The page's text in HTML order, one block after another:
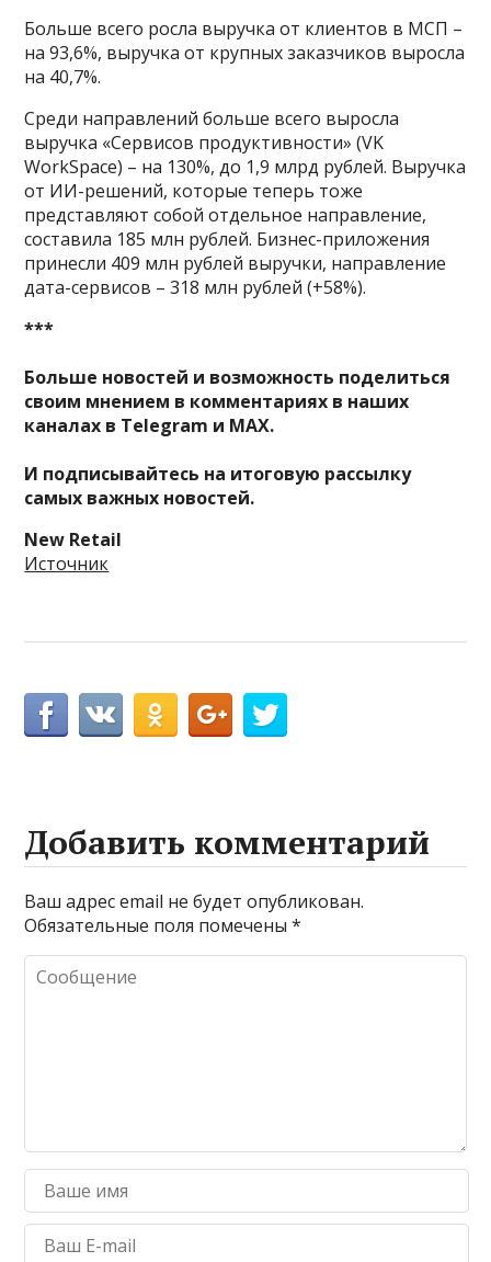
Больше всего росла выручка от клиентов в МСП –
на 93,6%, выручка от крупных заказчиков выросла
на 40,7%.
Среди направлений больше всего выросла
выручка «Сервисов продуктивности» (VK
WorkSpace) – на 130%, до 1,9 млрд рублей. Выручка
от ИИ-решений, которые теперь тоже
представляют собой отдельное направление,
составила 185 млн рублей. Бизнес-приложения
принесли 409 млн рублей выручки, направление
дата-сервисов – 318 млн рублей (+58%).
***
Больше новостей и возможность поделиться
своим мнением в комментариях в наших
каналах в Telegram и MAX.
И подписывайтесь на итоговую рассылку
самых важных новостей.
New Retail
Источник
Добавить комментарий
Ваш адрес email не будет опубликован.
Обязательные поля помечены*